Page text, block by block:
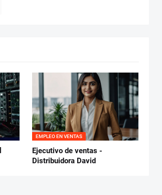
EMPLEO EN VENTAS
Ejecutivo de ventas -
Distribuidora David